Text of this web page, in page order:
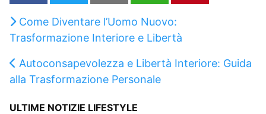
Come Diventare l’Uomo Nuovo:
Trasformazione Interiore e Libertà
Autoconsapevolezza e Libertà Interiore: Guida
alla Trasformazione Personale
ULTIME NOTIZIE LIFESTYLE